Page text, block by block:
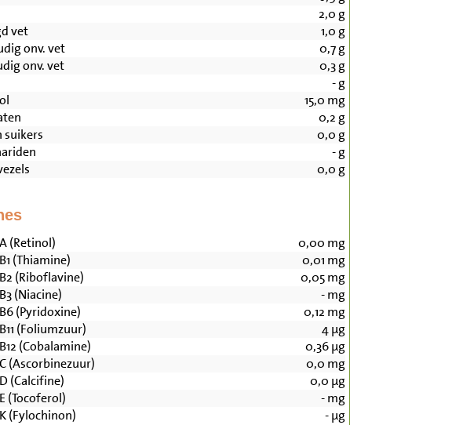
2,0 g
vet
1,0 g
onv. vet
0,7g
onv. vet
0,3g
-g
15,0 mg
0,2 g
suikers
0,0 g
-g
0,0 g
(Retinol) 0,00 mg
(Thiamine)
0,01 mg
(Riboflavine)
0,05mg
(Niacine)
-mg
(Pyridoxine)
0,12 mg
(Foliumzuur)
4µg
(Cobalamine)
0,36µg
(Ascorbinezuur)
0,0 mg
(Calcifine)
0,0 µg
(Tocoferol)
-mg
(Fylochinon)
-µg